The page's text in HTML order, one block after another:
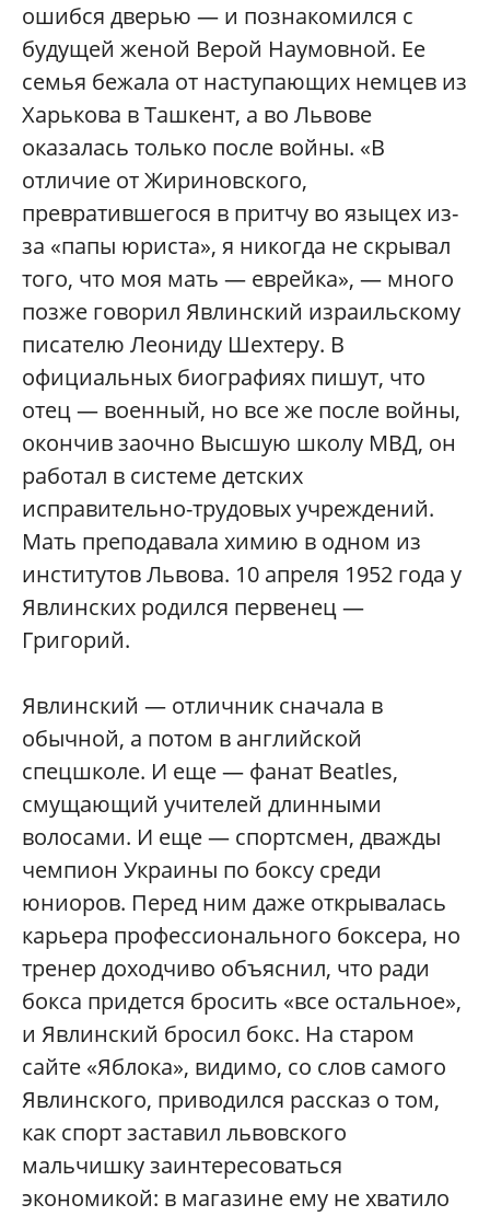
ошибся дверью — и познакомился с
будущей женой Верой Наумовной. Ее
семья бежала от наступающих немцев из
Харькова в Ташкент, а во Львове
оказалась только после войны. «В
отличие от Жириновского,
превратившегося в притчу во языцех из-
за «папы юриста», я никогда не скрывал
того, что моя мать — еврейка», — много
позже говорил Явлинский израильскому
писателю Леониду Шехтеру. В
официальных биографиях пишут, что
отец — военный, но все же после войны,
окончив заочно Высшую школу МВД, он
работал в системе детских
исправительно-трудовых учреждений.
Мать преподавала химию в одном из
институтов Львова. 10 апреля 1952 года у
Явлинских родился первенец —
Григорий.
Явлинский — отличник сначала в
обычной, а потом в английской
спецшколе. И еще — фанат Beatles,
смущающий учителей длинными
волосами. И еще — спортсмен, дважды
чемпион Украины по боксу среди
юниоров. Перед ним даже открывалась
карьера профессионального боксера, но
тренер доходчиво объяснил, что ради
бокса придется бросить «все остальное»,
и Явлинский бросил бокс. На старом
сайте «Яблока», видимо, со слов самого
Явлинского, приводился рассказ о том,
как спорт заставил львовского
мальчишку заинтересоваться
экономикой: в магазине ему не хватило